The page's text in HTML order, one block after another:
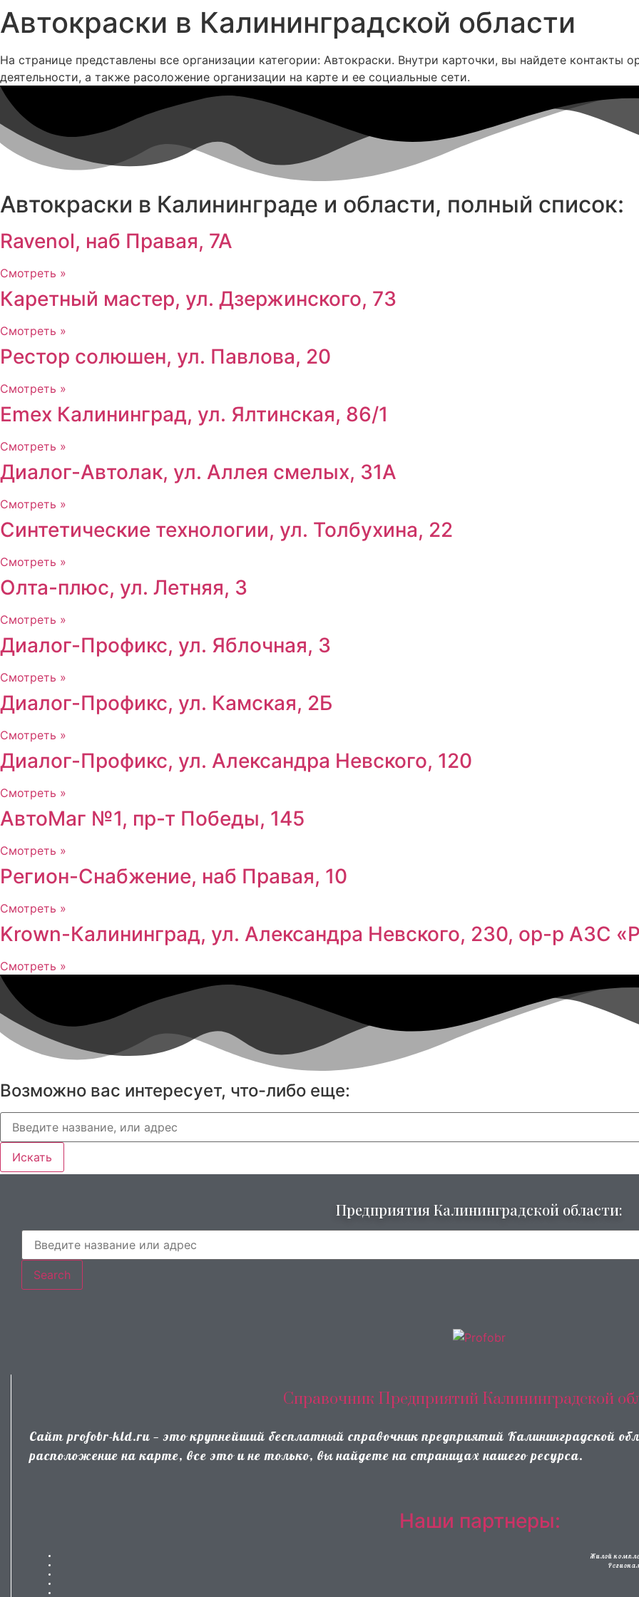
Автокраски в Калининградской области
На странице представлены все организации категории: Автокраски. Внутри карточки, вы найдете контакты
деятельности, а также расоложение организации на карте и ее социальные сети.
Автокраски в Калининграде и области, полный список:
Ravenol, наб Правая, 7А
Смотреть »
Каретный мастер, ул. Дзержинского, 73
Смотреть »
Рестор солюшен, ул. Павлова, 20
Смотреть »
Emex Калининград, ул. Ялтинская, 86/1
Смотреть »
Диалог-Автолак, ул. Аллея смелых, 31А
Смотреть »
Синтетические технологии, ул. Толбухина, 22
Смотреть »
Олта-плюс, ул. Летняя, 3
Смотреть »
Диалог-Профикс, ул. Яблочная, 3
Смотреть »
Диалог-Профикс, ул. Камская, 2Б
Смотреть »
Диалог-Профикс, ул. Александра Невского, 120
Смотреть »
АвтоМаг №1, пр-т Победы, 145
Смотреть »
Регион-Снабжение, наб Правая, 10
Смотреть »
Krown-Калининград, ул. Александра Невского, 230, ор-р АЗС
Смотреть »
Возможно вас интересует, что-либо еще:
Искать
Предприятия Калининградской области:
Search
Справочник Предприятий Калининградской
Сайт profobr-kld.ru — это крупнейший бесплатный справочник предприятий Калининградской
расположение на карте, все это и не только, вы найдете на страницах нашего ресурса.
Наши партнеры:
Жилой